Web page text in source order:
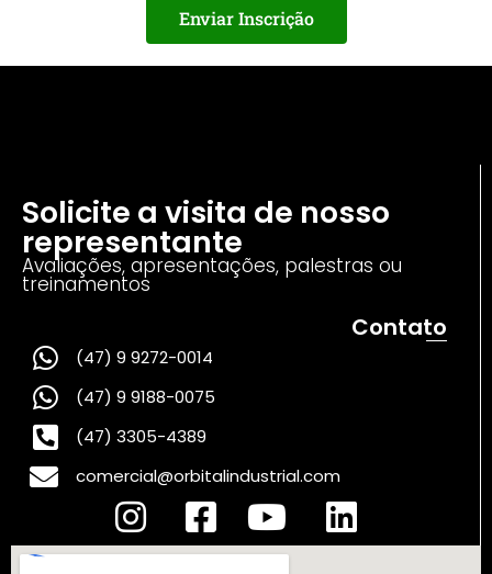
Enviar Inscrição
Solicite a visita de nosso
representante
Avaliações, apresentações, palestras ou
treinamentos
Contato
(47) 9 9272-0014
(47) 9 9188-0075
(47) 3305-4389
comercial@orbitalindustrial.com